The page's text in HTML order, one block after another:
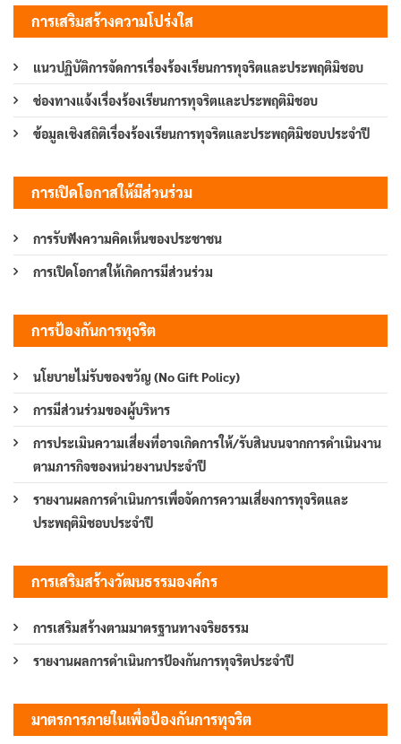
การเสริมสร้างความโปร่งใส
แนวปฏิบัติการจัดการเรื่องร้องเรียนการทุจริตและประพฤติมิชอบ
ช่องทางแจ้งเรื่องร้องเรียนการทุจริตและประพฤติมิชอบ
ข้อมูลเชิงสถิติเรื่องร้องเรียนการทุจริตและประพฤติมิชอบประจำปี
การเปิดโอกาสให้มีส่วนร่วม
การรับฟังความคิดเห็นของประชาชน
การเปิดโอกาสให้เกิดการมีส่วนร่วม
การป้องกันการทุจริต
นโยบายไม่รับของขวัญ (No Gift Policy)
การมีส่วนร่วมของผู้บริหาร
การประเมินความเสี่ยงที่อาจเกิดการให้/รับสินบนจากการดำเนินงาน
ตามภารกิจของหน่วยงานประจำปี
รายงานผลการดำเนินการเพื่อจัดการความเสี่ยงการทุจริตและ
ประพฤติมิชอบประจำปี
การเสริมสร้างวัฒนธรรมองค์กร
การเสริมสร้างตามมาตรฐานทางจริยธรรม
รายงานผลการดำเนินการป้องกันการทุจริตประจำปี
มาตรการภายในเพื่อป้องกันการทุจริต